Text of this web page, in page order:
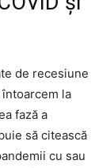
de recesiune
la
fază a
să citească
cu sau